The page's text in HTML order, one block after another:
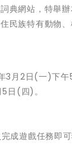
典網站，特舉
民族特有動物
3月2日(一)下午5
日(四)。
成遊戲任務即